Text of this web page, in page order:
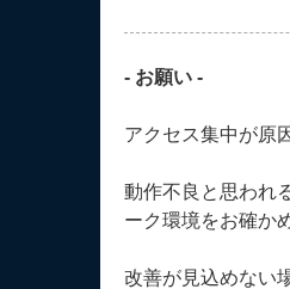
- お願い -
アクセス集中が原
動作不良と思われ
ーク環境をお確か
改善が見込めない